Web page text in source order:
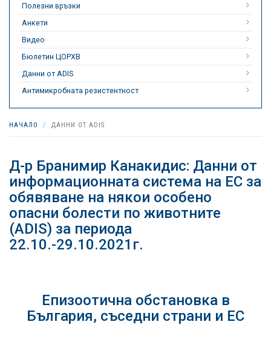
Полезни връзки
Анкети
Видео
Бюлетин ЦОРХВ
Данни от ADIS
Антимикробната резистентност
НАЧАЛО ДАННИ ОТ ADIS
Д-р Бранимир Канакидис: Данни от
информационната система на ЕС за
обявяване на някои особено
опасни болести по животните
(ADIS) за периода
22.10.-29.10.2021г.
Епизоотична обстановка в
България, съседни страни и ЕС